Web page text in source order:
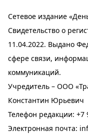
Сетевое издание
Свидетельство о
11.04.2022. Выдано
сфере связи,
коммуникаций.
Учредитель – ООО
Константин Юрьевич
Телефон редакции: +7
Электронная почта: